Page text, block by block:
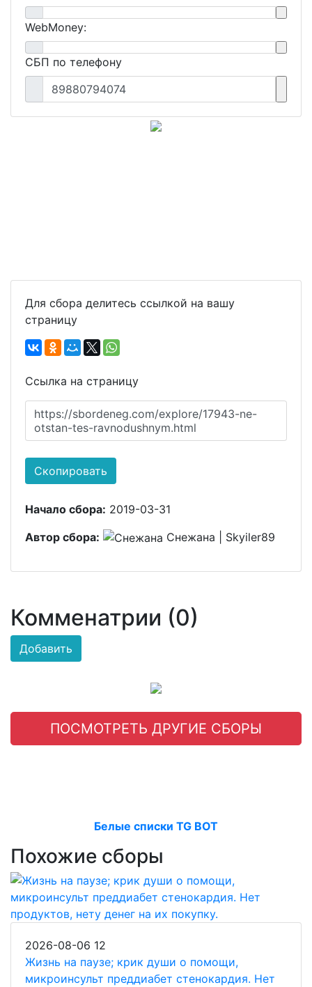
WebMoney:
СБП по телефону
89880794074
Для сбора делитесь ссылкой на вашу
страницу
Ссылка на страницу
https://sbordeneg.com/explore/17943-ne-
otstan-tes-ravnodushnym.html
Скопировать
Начало сбора: 2019-03-31
Автор сбора:
Снежана | Skyiler89
Комменатрии (0)
Добавить
ПОСМОТРЕТЬ ДРУГИЕ СБОРЫ
Белые списки TG BOT
Похожие сборы
2026-08-06 12
Жизнь на паузе; крик души о помощи,
микроинсульт преддиабет стенокардия. Нет